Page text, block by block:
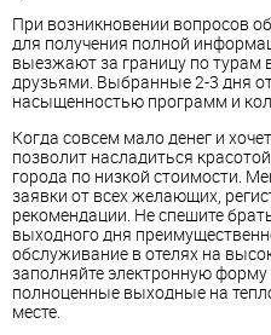
При возникновении вопросов
для получения полной
выезжают за границу по турам
друзьями. Выбранные 2-3 дня
насыщенностью программ и
Когда совсем мало денег и
позволит насладиться
города по низкой стоимости.
заявки от всех желающих,
рекомендации. Не спешите
выходного дня
обслуживание в отелях на
заполняйте электронную
полноценные выходные на
месте.